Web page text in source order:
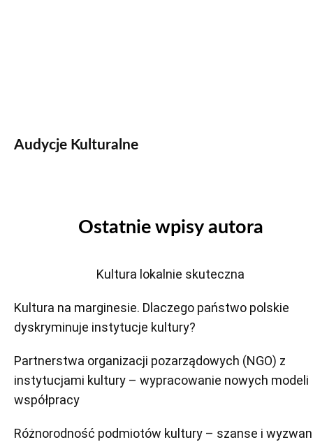
Audycje Kulturalne
Ostatnie wpisy autora
Kultura lokalnie skuteczna
Kultura na marginesie. Dlaczego państwo polskie
dyskryminuje instytucje kultury?
Partnerstwa organizacji pozarządowych (NGO) z
instytucjami kultury – wypracowanie nowych modeli
współpracy
Różnorodność podmiotów kultury – szanse i